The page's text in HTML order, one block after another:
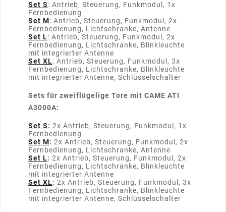
Set S: Antrieb, Steuerung, Funkmodul, 1x
Fernbedienung
Set M: Antrieb, Steuerung, Funkmodul, 2x
Fernbedienung, Lichtschranke, Antenne
Set L: Antrieb, Steuerung, Funkmodul, 2x
Fernbedienung, Lichtschranke, Blinkleuchte
mit integrierter Antenne
Set XL: Antrieb, Steuerung, Funkmodul, 3x
Fernbedienung, Lichtschranke, Blinkleuchte
mit integrierter Antenne, Schlüsselschalter
Sets für zweiflügelige Tore mit CAME ATI
A3000A:
Set S: 2x Antrieb, Steuerung, Funkmodul, 1x
Fernbedienung
Set M: 2x Antrieb, Steuerung, Funkmodul, 2x
Fernbedienung, Lichtschranke, Antenne
Set L: 2x Antrieb, Steuerung, Funkmodul, 2x
Fernbedienung, Lichtschranke, Blinkleuchte
mit integrierter Antenne
Set XL: 2x Antrieb, Steuerung, Funkmodul, 3x
Fernbedienung, Lichtschranke, Blinkleuchte
mit integrierter Antenne, Schlüsselschalter